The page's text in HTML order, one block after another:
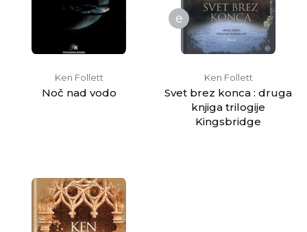
Ken Follett
Noč nad vodo
e
Ken Follett
Svet brez konca : druga
knjiga trilogije
Kingsbridge